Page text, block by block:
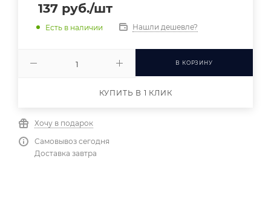
137 руб./шт
Есть в наличии Нашли дешевле?
В КОРЗИНУ
КУПИТЬ В 1 КЛИК
Хочу в подарок
Самовывоз сегодня
Доставка завтра